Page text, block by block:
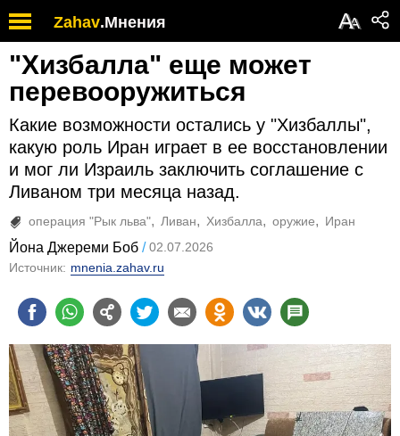
Zahav.Мнения АА
"Хизбалла" еще может
перевооружиться
Какие возможности остались у "Хизбаллы",
какую роль Иран играет в ее восстановлении
и мог ли Израиль заключить соглашение с
Ливаном три месяца назад.
операция "Рык льва" Ливан Хизбалла оружие Иран
Йона Джереми Боб
02.07.2026
Источник: mnenia.zahav.ru